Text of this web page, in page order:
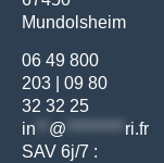
Mundolsheim
06 49 800
203
09 80
32 32 25
in
@ ********* ri.fr
SAV 6j/7 :